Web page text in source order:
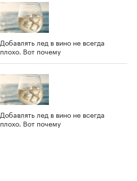
Добавлять лед в вино не всегда
плохо. Вот почему
Добавлять лед в вино не всегда
плохо. Вот почему